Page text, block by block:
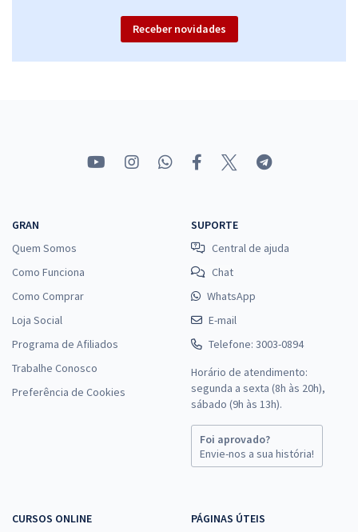
Receber novidades
GRAN
Quem Somos
Como Funciona
Como Comprar
Loja Social
Programa de Afiliados
Trabalhe Conosco
Preferência de Cookies
SUPORTE
Central de ajuda
Chat
WhatsApp
E-mail
Telefone: 3003-0894
Horário de atendimento:
segunda a sexta (8h às 20h),
sábado (9h às 13h).
Foi aprovado?
Envie-nos a sua história!
CURSOS ONLINE PÁGINAS ÚTEIS